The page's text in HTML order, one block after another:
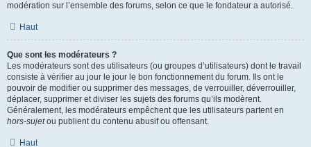
modération sur l’ensemble des forums, selon ce que le fondateur a autorisé.
Haut
Que sont les modérateurs ?
Les modérateurs sont des utilisateurs (ou groupes d’utilisateurs) dont le travail
consiste à vérifier au jour le jour le bon fonctionnement du forum. Ils ont le
pouvoir de modifier ou supprimer des messages, de verrouiller, déverrouiller,
déplacer, supprimer et diviser les sujets des forums qu’ils modèrent.
Généralement, les modérateurs empêchent que les utilisateurs partent en
hors-sujetou publient du contenu abusif ou offensant.
Haut